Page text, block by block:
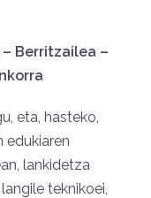
Berritzailea –
eta, hasteko,
edukiaren
lankidetza
teknikoei,